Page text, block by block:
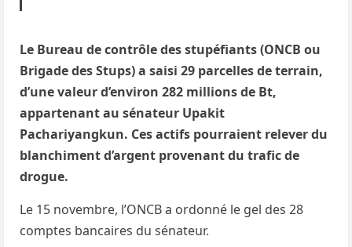
Le Bureau de contrôle des stupéfiants (ONCB ou
Brigade des Stups) a saisi 29 parcelles de terrain,
d’une valeur d’environ 282 millions de Bt,
appartenant au sénateur Upakit
Pachariyangkun. Ces actifs pourraient relever du
blanchiment d’argent provenant du trafic de
drogue.
Le 15 novembre, l’ONCB a ordonné le gel des 28
comptes bancaires du sénateur.